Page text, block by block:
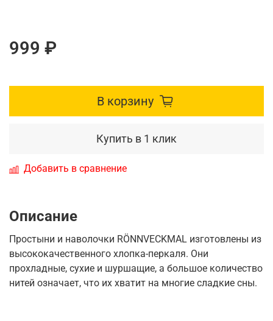
999 ₽
В корзину
Купить в 1 клик
Добавить в сравнение
Описание
Простыни и наволочки RÖNNVECKMAL изготовлены из
высококачественного хлопка-перкаля. Они
прохладные, сухие и шуршащие, а большое количество
нитей означает, что их хватит на многие сладкие сны.